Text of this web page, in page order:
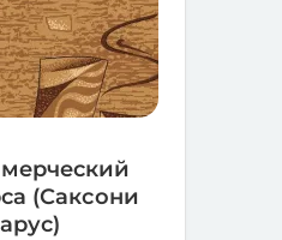
(Саксони